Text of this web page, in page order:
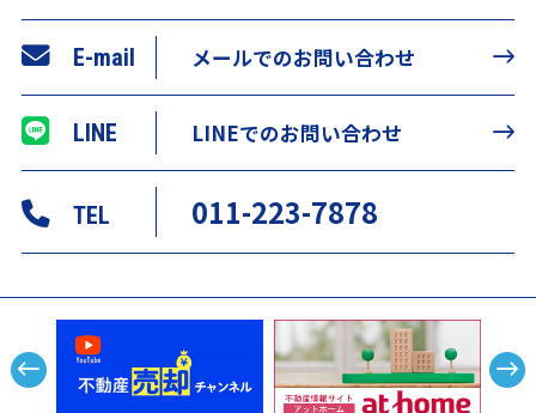
E-mail メールでのお問い合わせ
LINE LINEでのお問い合わせ
TEL 011-223-7878